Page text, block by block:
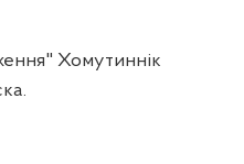
Хомутиннік